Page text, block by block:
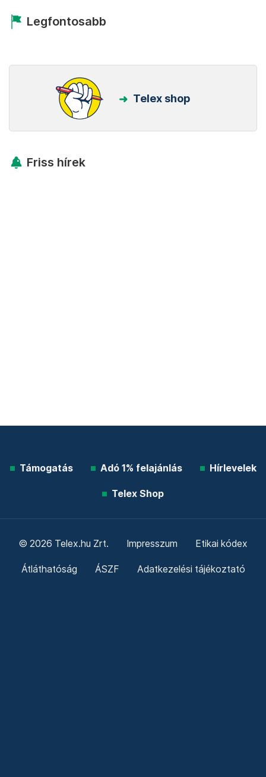
Legfontosabb
Telex shop
Friss hírek
Támogatás Adó 1% felajánlás Hírlevelek
Telex Shop
© 2026 Telex.hu Zrt. Impresszum Etikai kódex
Átláthatóság ÁSZF Adatkezelési tájékoztató